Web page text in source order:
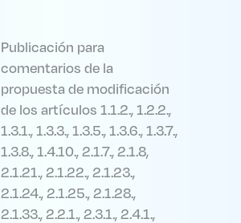
Publicación para
comentarios de la
propuesta de modificación
de los artículos 1.1.2., 1.2.2.,
1.3.1., 1.3.3., 1.3.5., 1.3.6., 1.3.7.,
1.3.8., 1.4.10., 2.1.7., 2.1.8,
2.1.21., 2.1.22., 2.1.23.,
2.1.24., 2.1.25., 2.1.28.,
2.1.33., 2.2.1., 2.3.1., 2.4.1.,